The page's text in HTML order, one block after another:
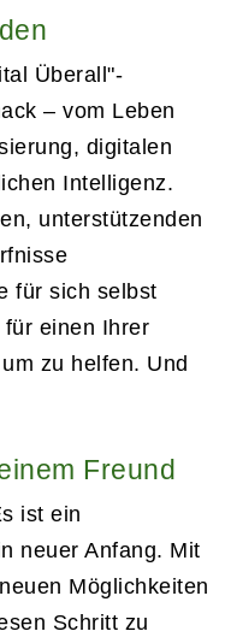
Überall"-
– vom Leben
digitalen
Intelligenz.
unterstützenden
für sich selbst
für einen Ihrer
zu helfen. Und
Freund
ist ein
neuer Anfang. Mit
Möglichkeiten
Schritt zu